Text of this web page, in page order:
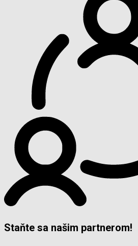
Staňte sa našim partnerom!